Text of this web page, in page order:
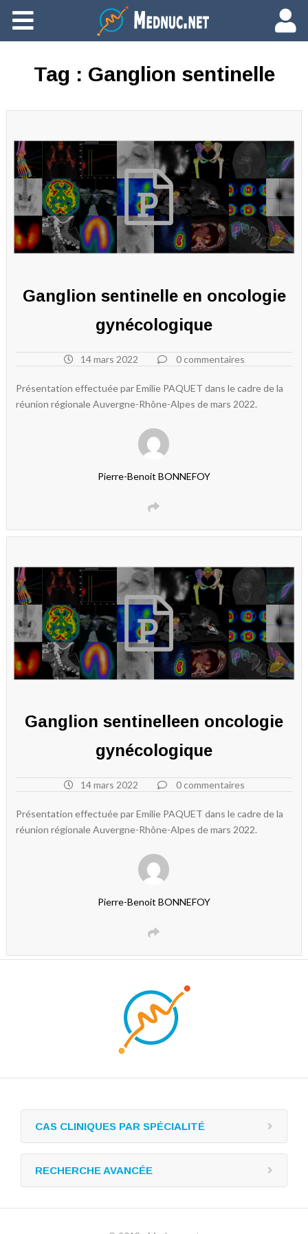
Ajouter du contenu
Tag : Ganglion sentinelle
Ganglion sentinelle en oncologie
gynécologique
14 mars 2022 0 commentaires
Présentation effectuée par Emilie PAQUET dans le cadre de la
réunion régionale Auvergne-Rhône-Alpes de mars 2022.
Pierre-Benoit BONNEFOY
Ganglion sentinelleen oncologie
gynécologique
14 mars 2022 0 commentaires
Présentation effectuée par Emilie PAQUET dans le cadre de la
réunion régionale Auvergne-Rhône-Alpes de mars 2022.
Pierre-Benoit BONNEFOY
CAS CLINIQUES PAR SPÉCIALITÉ
RECHERCHE AVANCÉE